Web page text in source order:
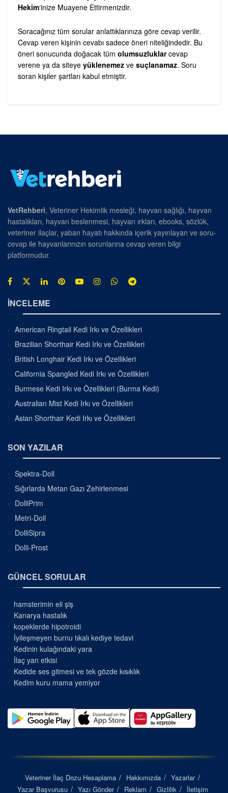
Hekim‘inize Muayene Ettirmenizdir.
Soracağınız tüm sorular anlattıklarınıza göre cevap verilir.
Cevap veren kişinin cevabı sadece öneri niteliğindedir. Bu
öneri sonucunda doğacak tüm olumsuzluklarcevap
verene ya da siteye yüklenemez ve suçlanamaz. Soru
soran kişiler şartları kabul etmiştir.
VetRehberi, Veteriner Hekimlik mesleği, hayvan sağlığı, hayvan
hastalıkları, hayvan beslenmesi, hayvan ırkları, ebooks, sözlük,
veteriner ilaçlar, yaban hayatı hakkında içerik yayınlayan ve soru-
cevap ile hayvanlarınızın sorunlarına cevap veren bilgi
platformudur.
İNCELEME
American Ringtail Kedi Irkı ve Özellikleri
Brazilian Shorthair Kedi Irkı ve Özellikleri
British Longhair Kedi Irkı ve Özellikleri
California Spangled Kedi Irkı ve Özellikleri
Burmese Kedi Irkı ve Özellikleri (Burma Kedi)
Australian Mist Kedi Irkı ve Özellikleri
Asian Shorthair Kedi Irkı ve Özellikleri
SON YAZILAR
Spektra-Doll
Sığırlarda Metan Gazı Zehirlenmesi
DolliPrim
Metri-Doll
DolliSipra
Dolli-Prost
GÜNCEL SORULAR
hamsterimin eli şiş
Kanarya hastalık
kopeklerde hipotroidi
İyileşmeyen burnu tıkalı kediye tedavi
Kedinin kulağındaki yara
İlaç yan etkisi
Kedide ses gitmesi ve tek gözde kısıklık
Kedim kuru mama yemiyor
Veteriner İlaç Dozu Hesaplama Hakkımızda
Yazarlar
Yazar Başvurusu
Yazı Gönder Reklam Gizlilik İletişim